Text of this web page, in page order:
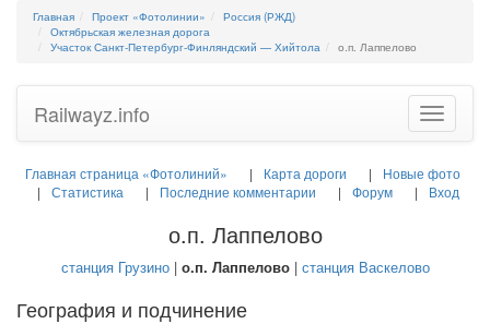
Главная Проект «Фотолинии»
Россия (РЖД)
Октябрьская железная дорога
Участок Санкт-Петербург-Финляндский — Хийтола
о.п. Лаппелово
Toggle
Railwayz.info
Главная страница «Фотолиний» Карта дороги
Новые фото
Статистика
Последние комментарии Форум Вход
о.п. Лаппелово
станция Грузино| о.п. Лаппелово| станция Васкелово
География и подчинение